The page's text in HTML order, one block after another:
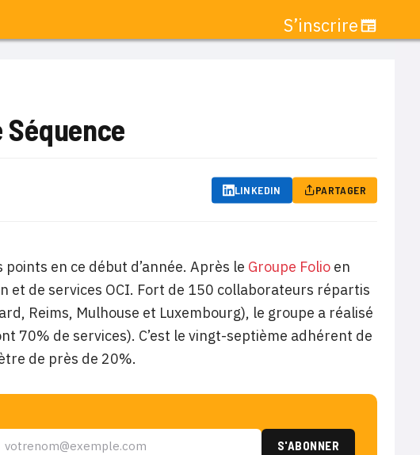
S’inscrire
LINKEDIN PARTAGER
en ce début d’année. Après le Groupe Folio en
et de services OCI. Fort de 150 collaborateurs répartis
Reims, Mulhouse et Luxembourg), le groupe a réalisé
70% de services). C’est le vingt-septième adhérent de
de près de 20%.